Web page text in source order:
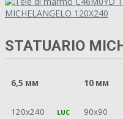
STATUARIO
6,5 мм 10 мм
120x240 LUC 90x90